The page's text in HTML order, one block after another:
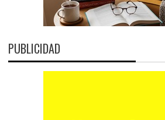
PUBLICIDAD